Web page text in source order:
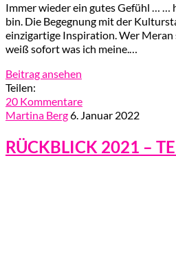
Immer wieder ein gutes Gefühl … …
bin. Die Begegnung mit der
einzigartige Inspiration. Wer Meran
weiß sofort was ich meine.…
Beitrag ansehen
Teilen:
20 Kommentare
Martina Berg6. Januar 2022
RÜCKBLICK 2021 –